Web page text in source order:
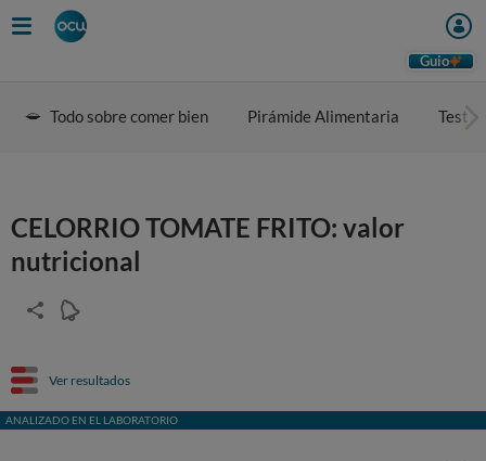
Guio
Todo sobre comer bien Pirámide Alimentaria Test
CELORRIO TOMATE FRITO: valor
nutricional
Ver resultados
ANALIZADO EN EL LABORATORIO